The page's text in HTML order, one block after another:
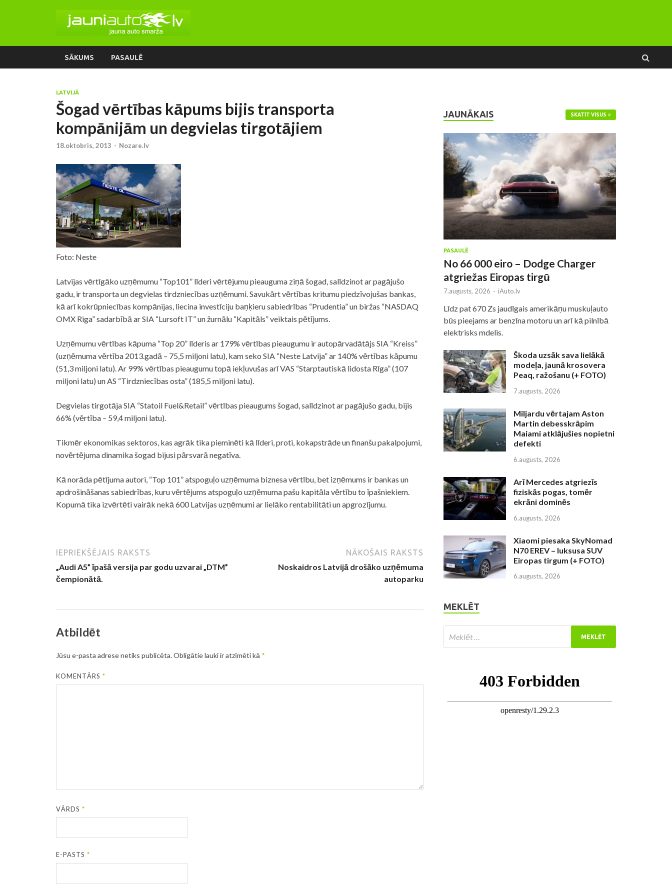
SĀKUMS PASAULĒ
LATVIJĀ
Šogad vērtības kāpums bijis transporta
kompānijām un degvielas tirgotājiem
18.oktobris, 2013 - Nozare.lv
Foto: Neste
Latvijas vērtīgāko uzņēmumu “Top101” līderi vērtējumu pieauguma ziņā šogad, salīdzinot ar pagājušo
gadu, ir transporta un degvielas tirdzniecības uzņēmumi. Savukārt vērtības kritumu piedzīvojušas bankas,
kā arī kokrūpniecības kompānijas, liecina investīciju baņķieru sabiedrības “Prudentia” un biržas “NASDAQ
OMX Riga” sadarbībā ar SIA “Lursoft IT” un žurnālu “Kapitāls” veiktais pētījums.
Uzņēmumu vērtības kāpuma “Top 20” līderis ar 179% vērtības pieaugumu ir autopārvadātājs SIA “Kreiss”
(uzņēmuma vērtība 2013.gadā – 75,5 miljoni latu), kam seko SIA “Neste Latvija” ar 140% vērtības kāpumu
(51,3 miljoni latu). Ar 99% vērtības pieaugumu topā iekļuvušas arī VAS “Starptautiskā lidosta Rīga” (107
miljoni latu) un AS “Tirdzniecības osta” (185,5 miljoni latu).
Degvielas tirgotāja SIA “Statoil Fuel&Retail” vērtības pieaugums šogad, salīdzinot ar pagājušo gadu, bijis
66% (vērtība – 59,4 miljoni latu).
Tikmēr ekonomikas sektoros, kas agrāk tika pieminēti kā līderi, proti, kokapstrāde un finanšu pakalpojumi,
novērtējuma dinamika šogad bijusi pārsvarā negatīva.
Kā norāda pētījuma autori, “Top 101” atspoguļo uzņēmuma biznesa vērtību, bet izņēmums ir bankas un
apdrošināšanas sabiedrības, kuru vērtējums atspoguļo uzņēmuma pašu kapitāla vērtību to īpašniekiem.
Kopumā tika izvērtēti vairāk nekā 600 Latvijas uzņēmumi ar lielāko rentabilitāti un apgrozījumu.
IEPRIEKŠĒJAIS RAKSTS
„Audi A5” īpašā versija par godu uzvarai „DTM”
čempionātā.
NĀKOŠAIS RAKSTS
Noskaidros Latvijā drošāko uzņēmuma
autoparku
Atbildēt
Jūsu e-pasta adrese netiks publicēta.Obligātie lauki ir atzīmēti kā *
KOMENTĀRS*
VĀRDS*
E-PASTS*
JAUNĀKAIS SKATĪT VISUS
PASAULĒ
No 66 000 eiro – Dodge Charger
atgriežas Eiropas tirgū
7.augusts, 2026 - iAuto.lv
Līdz pat 670 Zs jaudīgais amerikāņu muskuļauto
būs pieejams ar benzīna motoru un arī kā pilnībā
elektrisks mdelis.
Škoda uzsāk sava lielākā
modeļa, jaunā krosovera
Peaq, ražošanu (+ FOTO)
7.augusts, 2026
Miljardu vērtajam Aston
Martin debesskrāpim
Maiami atklājušies nopietni
defekti
6.augusts, 2026
Arī Mercedes atgriezīs
fiziskās pogas, tomēr
ekrāni dominēs
6.augusts, 2026
Xiaomi piesaka SkyNomad
N70 EREV – luksusa SUV
Eiropas tirgum (+ FOTO)
6.augusts, 2026
MEKLĒT